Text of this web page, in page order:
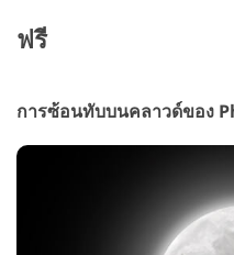
ฟรี
การซ้อนทับบนคลาวด์ของ